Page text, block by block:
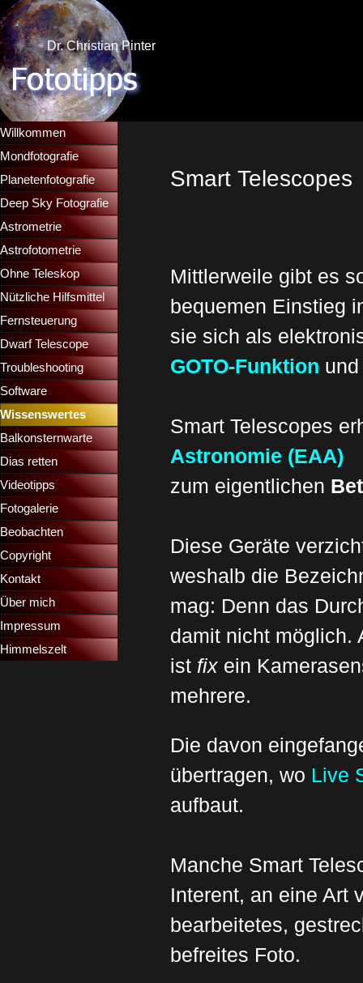
Direkt zum Seiteninhalt
Dr. Christian Pinter
Menü überspringen
Willkommen
Mondfotografie
Planetenfotografie
Deep Sky Fotografie
Astrometrie
Astrofotometrie
Ohne Teleskop
Nützliche Hilfsmittel
Fernsteuerung
Dwarf Telescope
Troubleshooting
Software
Wissenswertes
Balkonsternwarte
Dias retten
Videotipps
Fotogalerie
Beobachten
Copyright
Kontakt
Über mich
Impressum
Himmelszelt
Smart Telescopes
Mittlerweile gibt es
bequemen Einstieg
sie sich als
GOTO-Funktion
Smart Telescopes
Astronomie (EAA)
zum eigentlichen
Diese Geräte
weshalb die
mag: Denn das
damit nicht möglich.
ist fix ein
mehrere.
Die davon
übertragen, wo Live
aufbaut.
Manche Smart
Interent, an eine Art
bearbeitetes,
befreites Foto.